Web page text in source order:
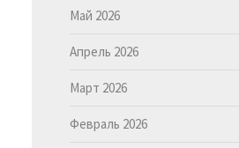
Май 2026
Апрель 2026
Март 2026
Февраль 2026